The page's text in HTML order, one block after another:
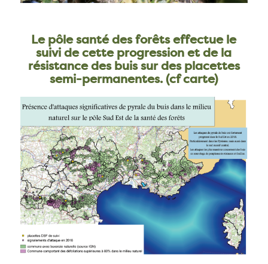
Le pôle santé des forêts effectue le
suivi de cette progression et de la
résistance des buis sur des placettes
semi-permanentes. (cf carte)